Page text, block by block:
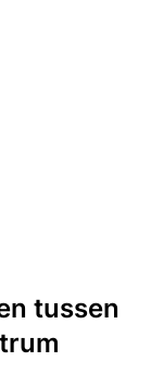
tussen